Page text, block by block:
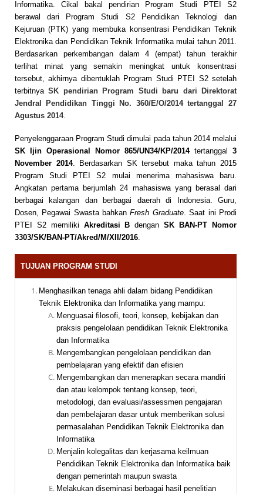
Informatika. Cikal bakal pendirian Program Studi PTEI S2
berawal dari Program Studi S2 Pendidikan Teknologi dan
Kejuruan (PTK) yang membuka konsentrasi Pendidikan Teknik
Elektronika dan Pendidikan Teknik Informatika mulai tahun 2011.
Berdasarkan perkembangan dalam 4 (empat) tahun terakhir
terlihat minat yang semakin meningkat untuk konsentrasi
tersebut, akhirnya dibentuklah Program Studi PTEI S2 setelah
terbitnyaSK pendirian Program Studi baru dari Direktorat
Jendral Pendidikan Tinggi No. 360/E/O/2014tertanggal 27
Agustus 2014.
Penyelenggaraan Program Studi dimulai pada tahun 2014 melalui
SK Ijin Operasional Nomor 865/UN34/KP/2014tertanggal 3
November 2014. Berdasarkan SK tersebut maka tahun 2015
Program Studi PTEI S2 mulai menerima mahasiswa baru.
Angkatan pertama berjumlah 24 mahasiswa yang berasal dari
berbagai kalangan dan berbagai daerah di Indonesia. Guru,
Dosen, Pegawai Swasta bahkanFresh Graduate. Saat ini Prodi
PTEI S2 memiliki Akreditasi B denganSK BAN-PT Nomor
3303/SK/BAN-PT/Akred/M/XII/2016.
TUJUAN PROGRAM STUDI
Menghasilkan tenaga ahli dalam bidang Pendidikan
Teknik Elektronika dan Informatika yang mampu:
Menguasai filosofi, teori, konsep, kebijakan dan
praksis pengelolaan pendidikan Teknik Elektronika
dan Informatika
Mengembangkan pengelolaan pendidikan dan
pembelajaran yang efektif dan efisien
Mengembangkan dan menerapkan secara mandiri
dan atau kelompok tentang konsep, teori,
metodologi, dan evaluasi/assessmen pengajaran
dan pembelajaran dasar untuk memberikan solusi
permasalahan Pendidikan Teknik Elektronika dan
Informatika
Menjalin kolegalitas dan kerjasama keilmuan
Pendidikan Teknik Elektronika dan Informatika baik
dengan pemerintah maupun swasta
Melakukan diseminasi berbagai hasil penelitian